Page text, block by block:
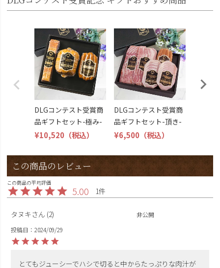
DLGコンテスト受賞商
品ギフトセット-極み-
¥10,520 （税込）
DLGコンテスト受賞商
品ギフトセット-頂き-
¥6,500 （税込）
この商品のレビュー
5.00 1
タヌキ 2
非公開
投稿日
2024/09/29
とてもジューシーでハシで切ると中からたっぷりな肉汁が